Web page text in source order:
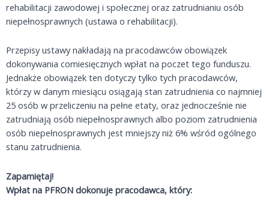
rehabilitacji zawodowej i społecznej oraz zatrudnianiu osób
niepełnosprawnych (ustawa o rehabilitacji).
Przepisy ustawy nakładają na pracodawców obowiązek
dokonywania comiesięcznych wpłat na poczet tego funduszu.
Jednakże obowiązek ten dotyczy tylko tych pracodawców,
którzy w danym miesiącu osiągają stan zatrudnienia co najmniej
25 osób w przeliczeniu na pełne etaty, oraz jednocześnie nie
zatrudniają osób niepełnosprawnych albo poziom zatrudnienia
osób niepełnosprawnych jest mniejszy niż 6% wśród ogólnego
stanu zatrudnienia.
Zapamiętaj!
Wpłat na PFRON dokonuje pracodawca, który: